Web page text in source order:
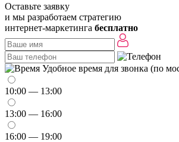
Оставьте заявку
и мы разработаем стратегию
интернет-маркетинга бесплатно
Удобное время для звонка (по
10:00 — 13:00
13:00 — 16:00
16:00 — 19:00